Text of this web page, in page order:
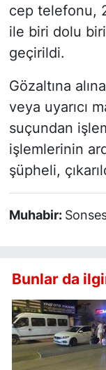
cep telefonu,
ile biri dolu
geçirildi.
Gözaltına
veya uyarıcı
suçundan
işlemlerinin
şüpheli,
Muhabir:
Bunlar da